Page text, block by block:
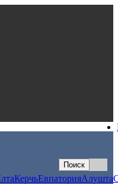
КерчьЕвпаторияАлушта